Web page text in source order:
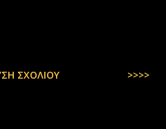
ΣΧΟΛΊΟΥ >>>>